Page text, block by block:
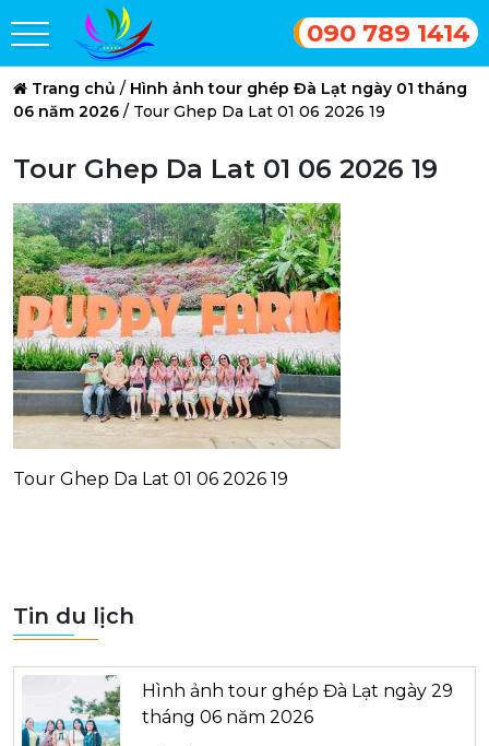
090 789 1414
Trang chủ / Hình ảnh tour ghép Đà Lạt ngày 01 tháng
06 năm 2026 / Tour Ghep Da Lat 01 06 2026 19
Tour Ghep Da Lat 01 06 2026 19
Tour Ghep Da Lat 01 06 2026 19
Tin du lịch
Hình ảnh tour ghép Đà Lạt ngày 29
tháng 06 năm 2026